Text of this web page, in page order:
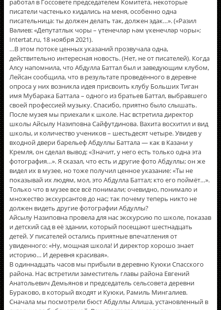
работал в Госсовете председателем Комитета, некоторые
писатели частенько кидались на меня, особенно одна
писательница: ты должен делать так, должен эдак…». («Разил
Вәлиев: «Депутатлык чоры – үтенечләр һәм үкенечләр чоры»;
Intertat.ru, 18 ноября 2021).
…В этом потоке ценных указаний прозвучала одна,
действительно интересная новость. (Нет, не от писателей). Когда
Алсу напомнила, что Абдулла Баттал был и заведующим клубом,
Лейсан сообщила, что в результате проведённого в деревне
опроса у них возникла идея присвоить клубу Больших Тиган
имя Мубарака Баттала – одного из братьев Баттал, выбравшего
своей профессией музыку. Спасибо, приятно было слышать.
После музея мы приехали к школе. Нас встретила директор
школы Айсылу Назиповна Сайфутдинова. Вахита восхитил и вид
школы, и количество учеников – шестьдесят четыре. Увидев у
входной двери барельеф Абдуллы Баттала — как в Казани у
Кремля, он сделал вывод: «Значит, у него есть только одна эта
фотография…». Я сказал, что есть и другие фото Абдуллы; он же
видел их в музее, но тоже получил ценное указание: «Ты не
показывай их людям, мол, это Абдулла Баттал; кто его поймёт…».
Только что в музее все всё понимали; очевидно, понимало и
множество экскурсантов до нас; так почему теперь никто не
должен видеть другие фотографии Абдуллы?
Айсылу Назиповна провела для нас экскурсию по школе, показав
и детский сад в её здании, который посещают шестнадцать
детей. У писателей остались приятные впечатления от
увиденного: «Ну, мощная школа! И директор хорошо знает
историю… И деревня красивая».
В одиннадцать часов мы прибыли в деревню Куюки Спасского
района. Нас встретили заместитель главы района Евгений
Анатольевич Демьянов и председатель сельсовета деревни
Бураково, в который входят и Куюки, Рамиль Мингалиев.
Сначала мы посмотрели бюст Абдуллы Алиша, установленный в